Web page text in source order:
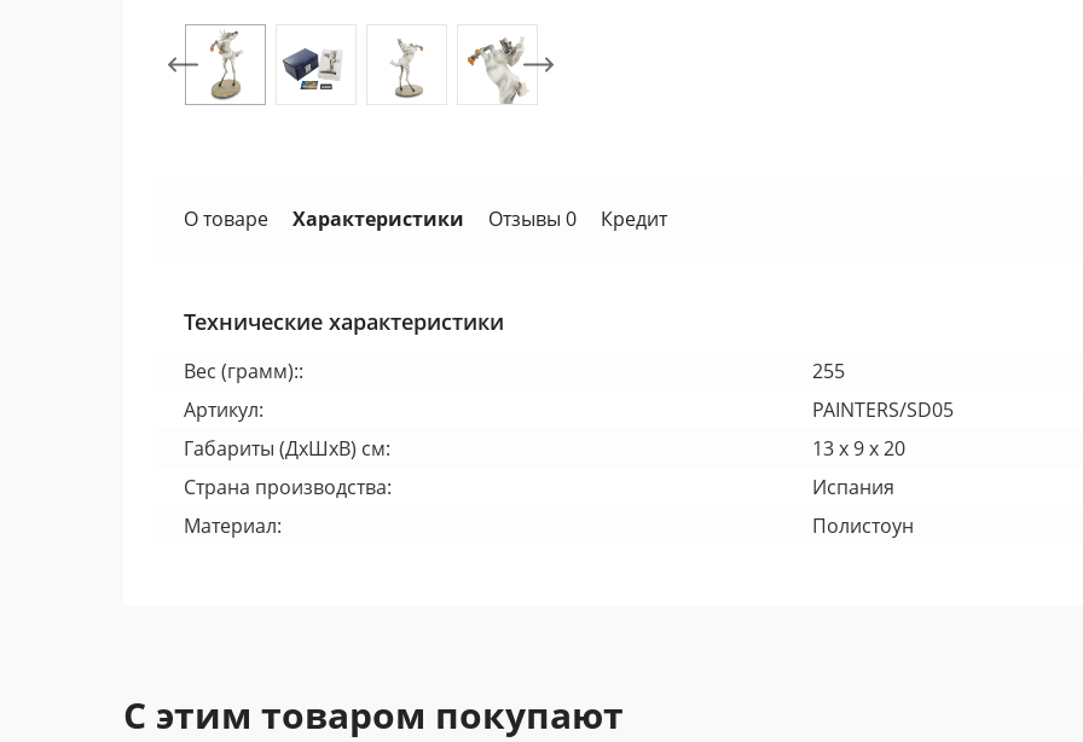
О товаре Характеристики Отзывы 0 Кредит
Технические характеристики
Вес (грамм)::
255
Артикул:
PAINTERS/SD05
Габариты (ДхШхВ) см:
13 х 9 х 20
Страна производства:
Испания
Материал:
Полистоун
С этим товаром покупают